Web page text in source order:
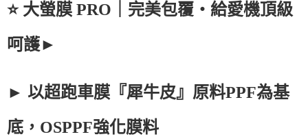
⭐ 大螢膜 PRO｜完美包覆・給愛機頂級
呵護►
► 以超跑車膜『犀牛皮』原料PPF為基
底，OSPPF強化膜料